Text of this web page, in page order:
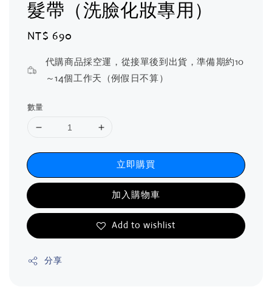
髮帶（洗臉化妝專用）
Regular
NT$ 690
代購商品採空運，從接單後到出貨，準備期約10
～14個工作天（例假日不算）
數量
立即購買
加入購物車
Add to wishlist
分享